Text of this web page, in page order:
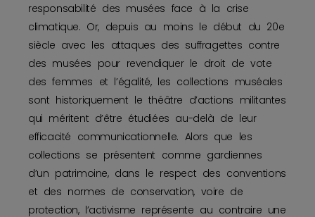
responsabilité des musées face à la crise
climatique. Or, depuis au moins le début du 20e
siècle avec les attaques des suffragettes contre
des musées pour revendiquer le droit de vote
des femmes et l’égalité, les collections muséales
sont historiquement le théâtre d’actions militantes
qui méritent d’être étudiées au-delà de leur
efficacité communicationnelle. Alors que les
collections se présentent comme gardiennes
d’un patrimoine, dans le respect des conventions
et des normes de conservation, voire de
protection, l’activisme représente au contraire une